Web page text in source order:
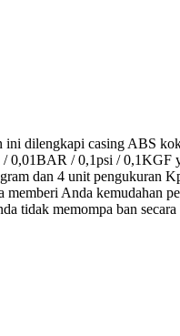
dilengkapi casing ABS
/ 0,1psi /
dan 4 unit pengukuran
Anda kemudahan
tidak memompa ban